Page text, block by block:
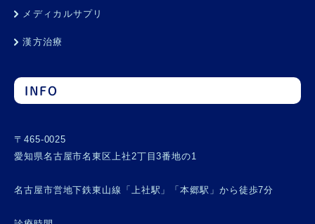
メディカルサプリ
漢方治療
INFO
〒465-0025
愛知県名古屋市名東区上社2丁目3番地の1
名古屋市営地下鉄東山線「上社駅」「本郷駅」から徒歩7分